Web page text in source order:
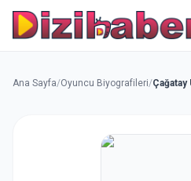
Ana Sayfa/Oyuncu Biyografileri/Çağatay